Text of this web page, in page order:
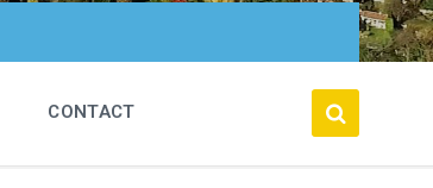
CONTACT